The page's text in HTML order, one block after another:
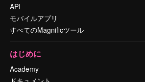
API
モバイルアプリ
すべてのMagnificツール
はじめに
Academy